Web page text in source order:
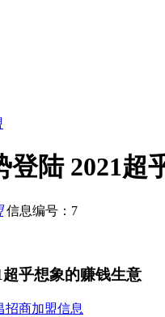
登陆 2021超
信息编号：7
乎想象的赚钱生意
招商加盟信息